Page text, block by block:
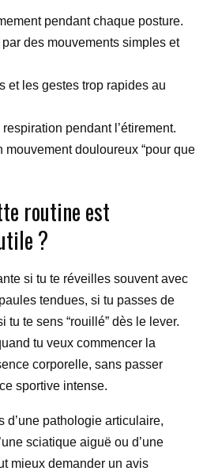
pendant chaque posture.
des mouvements simples et
et les gestes trop rapides au
pendant l’étirement.
mouvement douloureux “pour que
routine est
?
si tu te réveilles souvent avec
tendues, si tu passes de
tu te sens “rouillé” dès le lever.
tu veux commencer la
corporelle, sans passer
sportive intense.
d’une pathologie articulaire,
sciatique aiguë ou d’une
mieux demander un avis